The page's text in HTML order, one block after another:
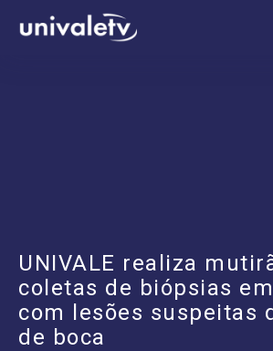
conteúdo
UNIVALE realiza
coletas de biópsias
com lesões suspeitas
de boca